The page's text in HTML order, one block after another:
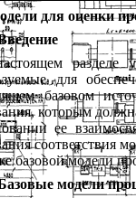
для оценки
разделе
для
базовом
,которым
ее
соответствия
базовой модели
модели